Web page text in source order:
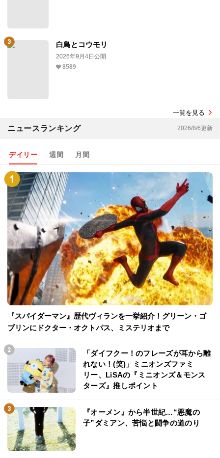
白鳥とコウモリ
2026年9月4日公開
8589
一覧を見る
ニュースランキング 2026/8/6更新
デイリー 週間 月間
『スパイダーマン』歴代ヴィランを一挙紹介！グリーン・ゴ
ブリンにドクター・オクトパス、ミステリオまで
「ダイフクー！のフレーズが耳から離
れない！(笑)」ミニオンズファミ
リー、LiSAの『ミニオンズ＆モンス
ターズ』推しポイント
『オーメン』から半世紀…“悪魔の
子”ダミアン、苦悩と闘争の道のり